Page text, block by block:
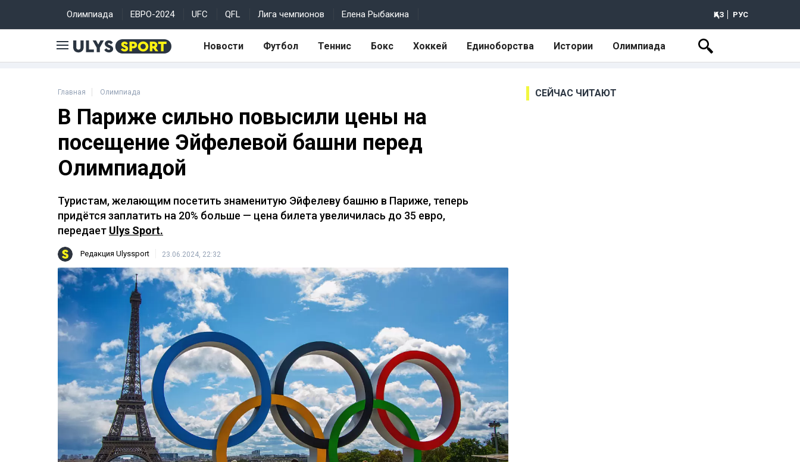
Олимпиада ЕВРО-2024 UFC QFL Лига чемпионов Елена Рыбакина ҚАЗ РУС
Новости Футбол Теннис Бокс Хоккей Единоборства Истории Олимпиада
Главная Олимпиада
В Париже сильно повысили цены на
посещение Эйфелевой башни перед
Олимпиадой
Туристам, желающим посетить знаменитую Эйфелеву башню в Париже, теперь
придётся заплатить на 20% больше — цена билета увеличилась до 35 евро,
передает Ulys Sport.
Редакция Ulyssport 23.06.2024, 22:32
СЕЙЧАС ЧИТАЮТ